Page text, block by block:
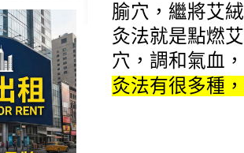
腧穴，繼將艾
灸法就是點燃
穴，調和氣血
灸法有很多種